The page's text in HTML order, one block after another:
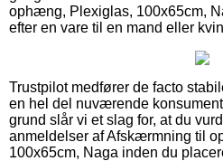
ophæng, Plexiglas, 100x65cm,
efter en vare til en mand eller
Trustpilot medfører de facto
en hel del nuværende
grund slår vi et slag for, at du
anmeldelser af Afskærmning til
100x65cm, Naga inden du